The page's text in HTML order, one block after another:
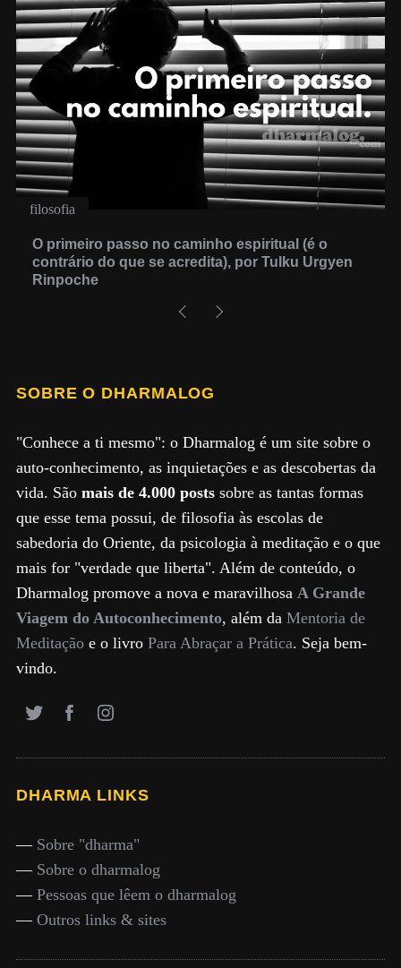
filosofia
O primeiro passo no caminho espiritual (é o
contrário do que se acredita), por Tulku Urgyen
Rinpoche
SOBRE O DHARMALOG
"Conhece a ti mesmo": o Dharmalog é um site sobre o
auto-conhecimento, as inquietações e as descobertas da
vida. São mais de 4.000 postssobre as tantas formas
que esse tema possui, de filosofia às escolas de
sabedoria do Oriente, da psicologia à meditação e o que
mais for "verdade que liberta". Além de conteúdo, o
Dharmalog promove a nova e maravilhosa A Grande
Viagem do Autoconhecimento, além da Mentoria de
Meditaçãoe o livro Para Abraçar a Prática. Seja bem-
vindo.
DHARMA LINKS
— Sobre "dharma"
— Sobre o dharmalog
— Pessoas que lêem o dharmalog
— Outros links & sites